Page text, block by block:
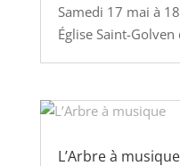
Samedi 17 mai à
Église Saint-
L’Arbre à musique